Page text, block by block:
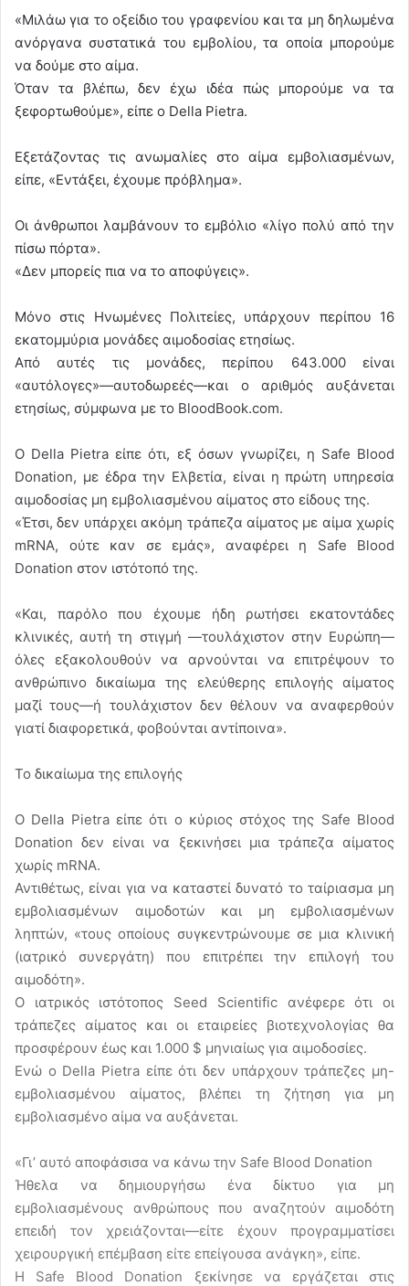
«Μιλάω για το οξείδιο του γραφενίου και τα μη δηλωμένα
ανόργανα συστατικά του εμβολίου, τα οποία μπορούμε
να δούμε στο αίμα.
Όταν τα βλέπω, δεν έχω ιδέα πώς μπορούμε να τα
ξεφορτωθούμε», είπε ο Della Pietra.
Εξετάζοντας τις ανωμαλίες στο αίμα εμβολιασμένων,
είπε, «Εντάξει, έχουμε πρόβλημα».
Οι άνθρωποι λαμβάνουν το εμβόλιο «λίγο πολύ από την
πίσω πόρτα».
«Δεν μπορείς πια να το αποφύγεις».
Μόνο στις Ηνωμένες Πολιτείες, υπάρχουν περίπου 16
εκατομμύρια μονάδες αιμοδοσίας ετησίως.
Από αυτές τις μονάδες, περίπου 643.000 είναι
«αυτόλογες»—αυτοδωρεές—και ο αριθμός αυξάνεται
ετησίως, σύμφωνα με το BloodBook.com.
Ο Della Pietra είπε ότι, εξ όσων γνωρίζει, η Safe Blood
Donation, με έδρα την Ελβετία, είναι η πρώτη υπηρεσία
αιμοδοσίας μη εμβολιασμένου αίματος στο είδους της.
«Έτσι, δεν υπάρχει ακόμη τράπεζα αίματος με αίμα χωρίς
mRNA, ούτε καν σε εμάς», αναφέρει η Safe Blood
Donation στον ιστότοπό της.
«Και, παρόλο που έχουμε ήδη ρωτήσει εκατοντάδες
κλινικές, αυτή τη στιγμή —τουλάχιστον στην Ευρώπη—
όλες εξακολουθούν να αρνούνται να επιτρέψουν το
ανθρώπινο δικαίωμα της ελεύθερης επιλογής αίματος
μαζί τους—ή τουλάχιστον δεν θέλουν να αναφερθούν
γιατί διαφορετικά, φοβούνται αντίποινα».
Το δικαίωμα της επιλογής
Ο Della Pietra είπε ότι ο κύριος στόχος της Safe Blood
Donation δεν είναι να ξεκινήσει μια τράπεζα αίματος
χωρίς mRNA.
Αντιθέτως, είναι για να καταστεί δυνατό το ταίριασμα μη
εμβολιασμένων αιμοδοτών και μη εμβολιασμένων
ληπτών, «τους οποίους συγκεντρώνουμε σε μια κλινική
(ιατρικό συνεργάτη) που επιτρέπει την επιλογή του
αιμοδότη».
Ο ιατρικός ιστότοπος Seed Scientific ανέφερε ότι οι
τράπεζες αίματος και οι εταιρείες βιοτεχνολογίας θα
προσφέρουν έως και 1.000 $ μηνιαίως για αιμοδοσίες.
Ενώ ο Della Pietra είπε ότι δεν υπάρχουν τράπεζες μη-
εμβολιασμένου αίματος, βλέπει τη ζήτηση για μη
εμβολιασμένο αίμα να αυξάνεται.
«Γι’ αυτό αποφάσισα να κάνω την Safe Blood Donation
Ήθελα να δημιουργήσω ένα δίκτυο για μη
εμβολιασμένους ανθρώπους που αναζητούν αιμοδότη
επειδή τον χρειάζονται—είτε έχουν προγραμματίσει
χειρουργική επέμβαση είτε επείγουσα ανάγκη», είπε.
Η Safe Blood Donation ξεκίνησε να εργάζεται στις